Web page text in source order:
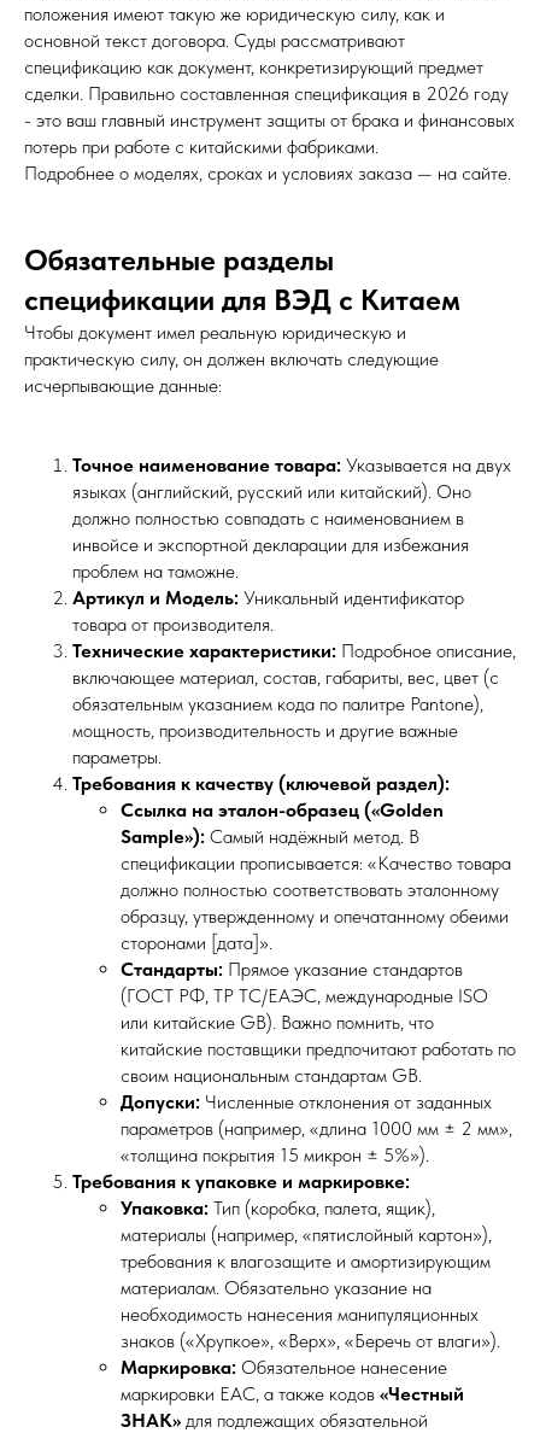
положения имеют такую же юридическую силу, как и
основной текст договора. Суды рассматривают
спецификацию как документ, конкретизирующий предмет
сделки. Правильно составленная спецификация в 2026 году
- это ваш главный инструмент защиты от брака и финансовых
потерь при работе с китайскими фабриками.
Подробнее о моделях, сроках и условиях заказа — на сайте.
Обязательные разделы
спецификации для ВЭД с Китаем
Чтобы документ имел реальную юридическую и
практическую силу, он должен включать следующие
исчерпывающие данные:
Точное наименование товара: Указывается на двух
языках (английский, русский или китайский). Оно
должно полностью совпадать с наименованием в
инвойсе и экспортной декларации для избежания
проблем на таможне.
Артикул и Модель: Уникальный идентификатор
товара от производителя.
Технические характеристики: Подробное описание,
включающее материал, состав, габариты, вес, цвет (с
обязательным указанием кода по палитре Pantone),
мощность, производительность и другие важные
параметры.
Требования к качеству (ключевой раздел):
Ссылка на эталон-образец («Golden
Sample»): Самый надёжный метод. В
спецификации прописывается: «Качество товара
должно полностью соответствовать эталонному
образцу, утвержденному и опечатанному обеими
сторонами [дата]».
Стандарты: Прямое указание стандартов
(ГОСТ РФ, ТР ТС/ЕАЭС, международные ISO
или китайские GB). Важно помнить, что
китайские поставщики предпочитают работать по
своим национальным стандартам GB.
Допуски: Численные отклонения от заданных
параметров (например, «длина 1000 мм ± 2 мм»,
«толщина покрытия 15 микрон ± 5%»).
Требования к упаковке и маркировке:
Упаковка: Тип (коробка, палета, ящик),
материалы (например, «пятислойный картон»),
требования к влагозащите и амортизирующим
материалам. Обязательно указание на
необходимость нанесения манипуляционных
знаков («Хрупкое», «Верх», «Беречь от влаги»).
Маркировка: Обязательное нанесение
маркировки ЕАС, а также кодов «Честный
ЗНАК» для подлежащих обязательной